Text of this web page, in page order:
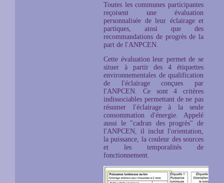
Toutes les communes participantes
reçoisent une évaluation
personnalisée de leur éclairage et
partiques, ainsi que des
recommandations de progrès de la
part de l'ANPCEN.
Cette évaluation leur permet de se
situer à partir des 4 étiquettes
environnementales de qualification
de l'éclairage conçues par
l'ANPCEN. Ce sont 4 critères
indissociables permettant de ne pas
résumer l'éclairage à la seule
consommation d'énergie. Appelé
aussi le "cadran des progrès" de
l'ANPCEN, il inclut l'orientation,
la puissance, la couleur des sources
et les temporalités de
fonctionnement.